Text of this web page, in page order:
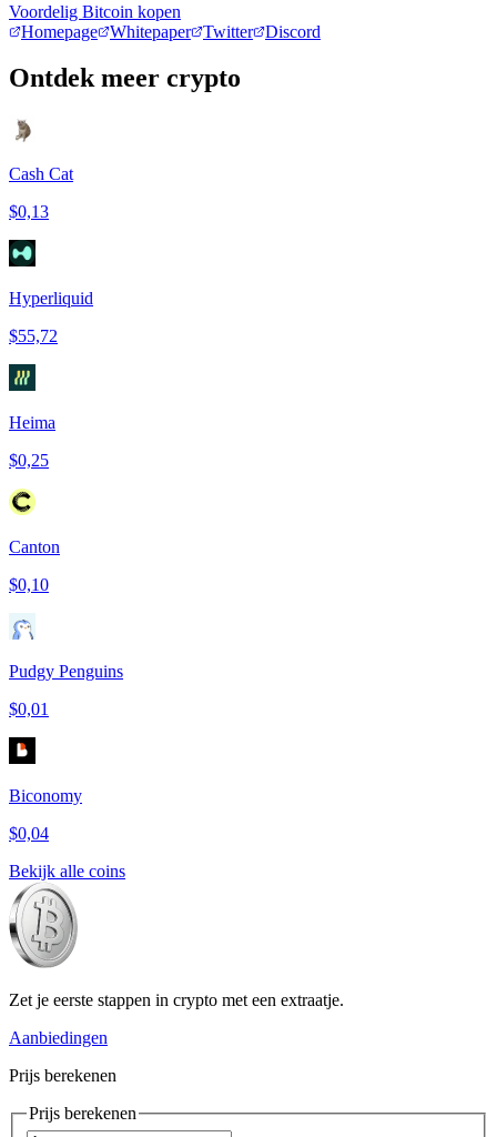
Voordelig Bitcoin kopen
Homepage
Whitepaper Twitter Discord
Ontdek meer crypto
Cash Cat
$0,13
Hyperliquid
$55,72
Heima
$0,25
Canton
$0,10
Pudgy Penguins
$0,01
Biconomy
$0,04
Bekijk alle coins
Zet je eerste stappen in crypto met een extraatje.
Aanbiedingen
Prijs berekenen
Prijs berekenen